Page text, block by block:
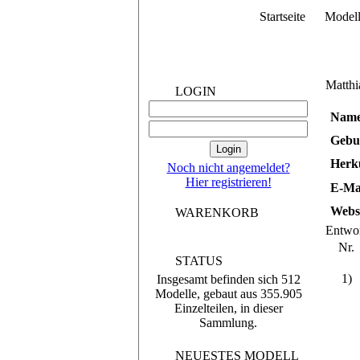
Startseite
LOGIN
Noch nicht angemeldet?
Hier registrieren!
WARENKORB
STATUS
Insgesamt befinden sich 512
Modelle, gebaut aus 355.905
Einzelteilen, in dieser
Sammlung.
NEUESTES MODELL
E-
Nr.
1)